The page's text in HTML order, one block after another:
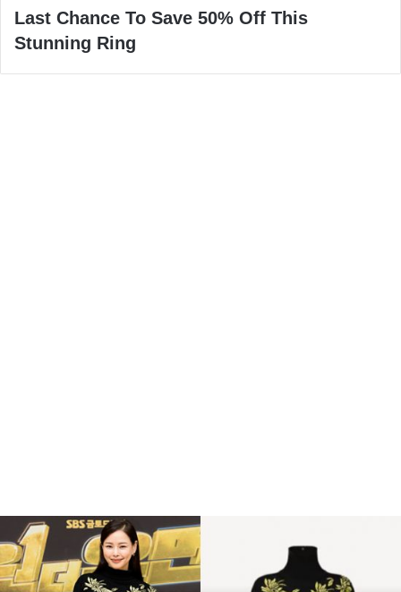
Last Chance To Save 50% Off This
Stunning Ring
수
해
라